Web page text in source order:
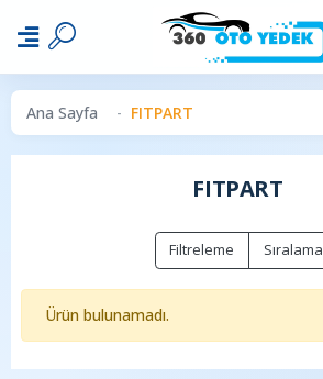
Ana Sayfa FITPART
FITPART
Filtreleme Sıralama
Ürün bulunamadı.